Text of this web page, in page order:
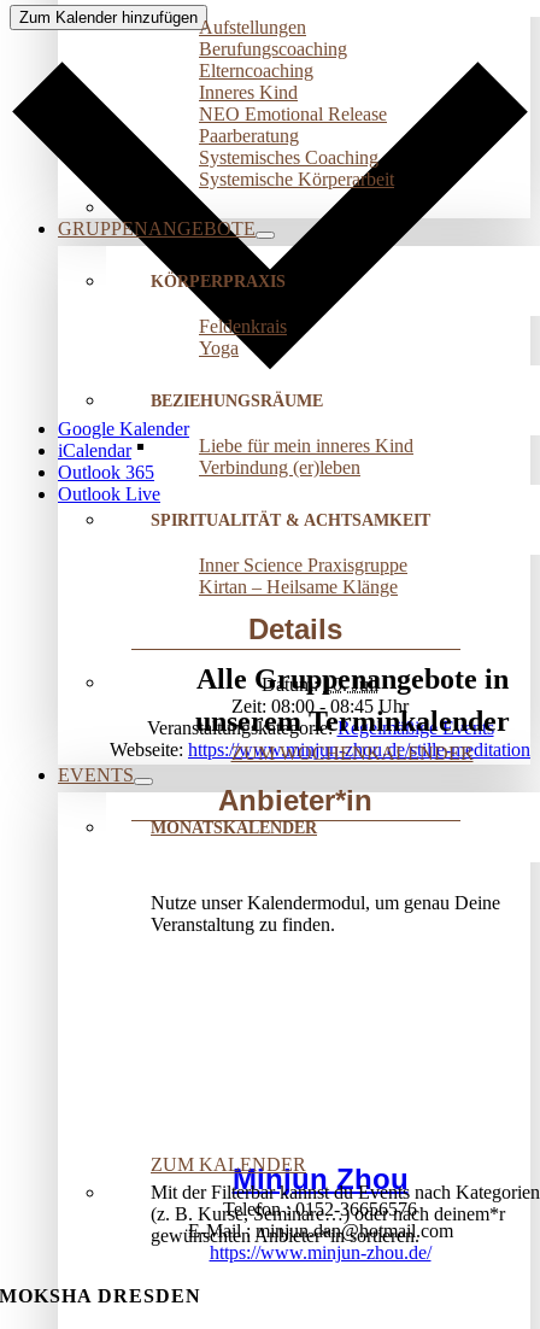
Aufstellungen
Berufungscoaching
Elterncoaching
Inneres Kind
NEO Emotional Release
Paarberatung
Systemisches Coaching
Systemische Körperarbeit
GRUPPENANGEBOTE
KÖRPERPRAXIS
Feldenkrais
Yoga
BEZIEHUNGSRÄUME
Liebe für mein inneres Kind
Verbindung (er)leben
SPIRITUALITÄT & ACHTSAMKEIT
Inner Science Praxisgruppe
Kirtan – Heilsame Klänge
Alle Gruppenangebote in
unserem Terminkalender
ZUM WOCHENKALENDER
EVENTS
MONATSKALENDER
Nutze unser Kalendermodul, um genau Deine
Veranstaltung zu finden.
ZUM KALENDER
Mit der Filterbar kannst du Events nach Kategorien
(z. B. Kurse, Seminare…) oder nach deinem*r
gewünschten Anbieter*in sortieren.
Zum Kalender hinzufügen
Google Kalender
iCalendar
Outlook 365
Outlook Live
Details
Datum: 10. Juli
Zeit: 08:00 - 08:45
Veranstaltungskategorie: Regelmäßige Events
Webseite: https://www.minjun-zhou.de/stille-meditation
Anbieter*in
Minjun Zhou
Telefon 0152-36656576
E-Mail minjun.dan@hotmail.com
https://www.minjun-zhou.de/
MOKSHA DRESDEN